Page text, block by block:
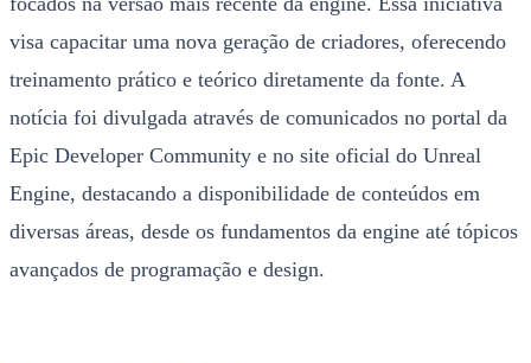
visa capacitar uma nova geração de criadores, oferecendo
treinamento prático e teórico diretamente da fonte. A
notícia foi divulgada através de comunicados no portal da
Epic Developer Community e no site oficial do Unreal
Engine, destacando a disponibilidade de conteúdos em
diversas áreas, desde os fundamentos da engine até tópicos
avançados de programação e design.